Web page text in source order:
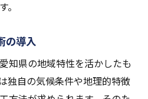
の導入
知県の地域特性を活かしたも
独自の気候条件や地理的特徴